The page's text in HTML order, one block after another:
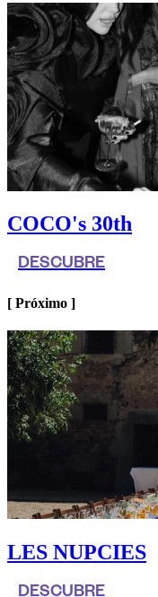
COCO's 30th
DESCUBRE
[ Próximo ]
LES NUPCIES
DESCUBRE